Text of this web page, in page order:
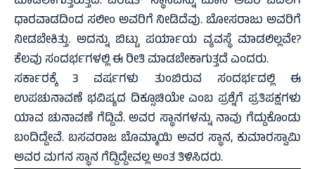
ಧಾರವಾಡದಿಂದ ಸಲೀಂ ಅವರಿಗೆ ನೀಡಿದೆವು. ಬೋಸರಾಜು ಅವರಿಗೆ
ನೀಡಬೇಕಿತ್ತು. ಅದನ್ನು ಬಿಟ್ಟು ಪರ್ಯಾಯ ವ್ಯವಸ್ಥೆ ಮಾಡಲಿಲ್ಲವೇ?
ಕೆಲವು ಸಂದರ್ಭಗಳಲ್ಲಿ ಈ ರೀತಿ ಮಾಡಬೇಕಾಗುತ್ತದೆ ಎಂದರು‌.
ಸರ್ಕಾರಕ್ಕೆ 3 ವರ್ಷಗಳು ತುಂಬಿರುವ ಸಂದರ್ಭದಲ್ಲಿ ಈ
ಉಪಚುನಾವಣೆ ಭವಿಷ್ಯದ ದಿಕ್ಸೂಚಿಯೇ ಎಂಬ ಪ್ರಶ್ನೆಗೆ ಪ್ರತಿಪಕ್ಷಗಳು
ಯಾವ ಚುನಾವಣೆ ಗೆದ್ದಿವೆ. ಅವರ ಸ್ಥಾನಗಳನ್ನು ನಾವು ಗೆದ್ದುಕೊಂಡು
ಬಂದಿದ್ದೇವೆ. ಬಸವರಾಜ ಬೊಮ್ಮಾಯಿ ಅವರ ಸ್ಥಾನ, ಕುಮಾರಸ್ವಾಮಿ
ಅವರ ಮಗನ ಸ್ಥಾನ ಗೆದ್ದಿದ್ದೇವಲ್ಲ ಅಂತ ತಿಳಿಸಿದರು.